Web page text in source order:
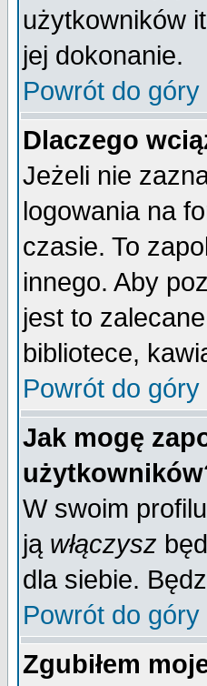
użytkowników
jej dokonanie.
Powrót do góry
Dlaczego
Jeżeli nie
logowania na
czasie. To
innego. Aby
jest to
bibliotece,
Powrót do góry
Jak mogę
W swoim
ją włączysz
dla siebie.
Powrót do góry
Zgubiłem